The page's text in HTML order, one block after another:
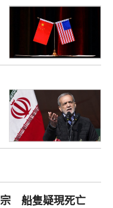
宗 船隻疑現死亡